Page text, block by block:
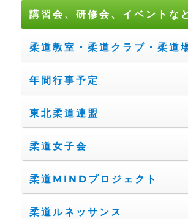
講習会、研修会、イベントな
柔道教室・柔道クラブ・柔道
年間行事予定
東北柔道連盟
柔道女子会
柔道MINDプロジェクト
柔道ルネッサンス